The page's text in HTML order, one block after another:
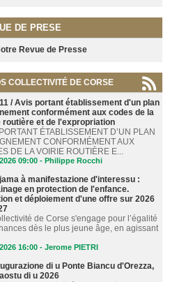
DE PRESE
Revue de Presse
COLLECTIVITÉ DE CORSE
/ Avis portant établissement d'un plan
conformément aux codes de la
routière et de l'expropriation
ÉTABLISSEMENT D’UN PLAN
CONFORMÉMENT AUX
DE LA VOIRIE ROUTIÈRE E...
09:00 - Philippe Rocchi
à manifestazione d'interessu :
en protection de l'enfance.
et déploiement d'une offre sur 2026
de Corse s'engage pour l’égalité
dès le plus jeune âge, en agissant
16:00 - Jerome PIETRI
di u Ponte Biancu d'Orezza,
di u 2026